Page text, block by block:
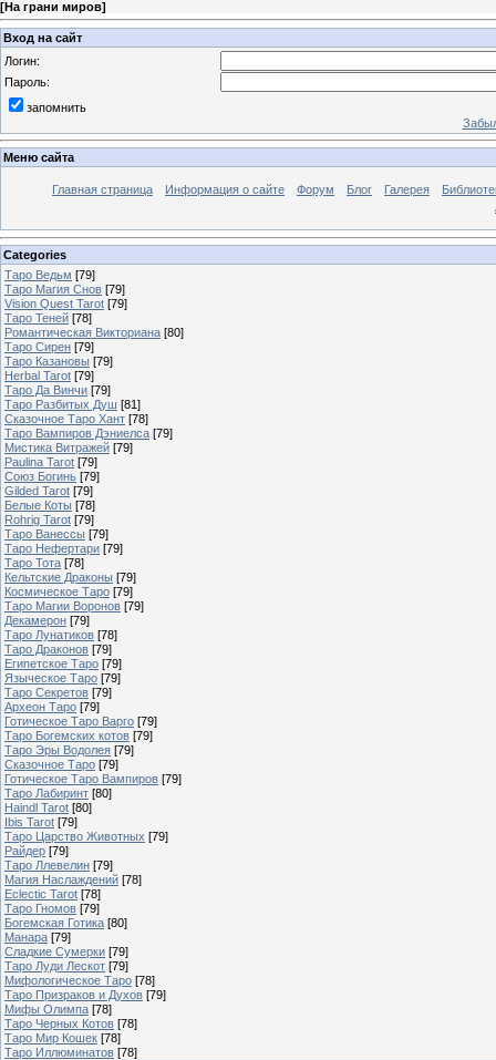
[На грани миров]
Вход на сайт
Логин:
Пароль:
запомнить
Меню сайта
Главная страница Информация о сайте Форум Блог Галерея
Categories
Таро Ведьм [79]
Таро Магия Снов [79]
Vision Quest Tarot [79]
Таро Теней [78]
Романтическая Викториана [80]
Таро Сирен [79]
Таро Казановы [79]
Herbal Tarot [79]
Таро Да Винчи [79]
Таро Разбитых Душ [81]
Сказочное Таро Хант [78]
Таро Вампиров Дэниелса [79]
Мистика Витражей [79]
Paulina Tarot [79]
Союз Богинь [79]
Gilded Tarot [79]
Белые Коты [78]
Rohrig Tarot [79]
Таро Ванессы [79]
Таро Нефертари [79]
Таро Тота [78]
Кельтские Драконы [79]
Космическое Таро [79]
Таро Магии Воронов [79]
Декамерон [79]
Таро Лунатиков [78]
Таро Драконов [79]
Египетское Таро [79]
Языческое Таро [79]
Таро Секретов [79]
Археон Таро [79]
Готическое Таро Варго [79]
Таро Богемских котов [79]
Таро Эры Водолея [79]
Сказочное Таро [79]
Готическое Таро Вампиров [79]
Таро Лабиринт [80]
Haindl Tarot [80]
Ibis Tarot [79]
Таро Царство Животных [79]
Райдер [79]
Таро Ллевелин [79]
Магия Наслаждений [78]
Eclectic Tarot [78]
Таро Гномов [79]
Богемская Готика [80]
Манара [79]
Сладкие Сумерки [79]
Таро Луди Лескот [79]
Мифологическое Таро [78]
Таро Призраков и Духов [79]
Мифы Олимпа [78]
Таро Черных Котов [78]
Таро Мир Кошек [78]
Таро Иллюминатов [78]